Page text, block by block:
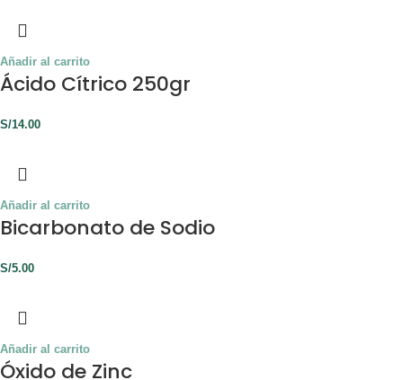
Añadir al carrito
Ácido Cítrico 250gr
S/14.00
Añadir al carrito
Bicarbonato de Sodio
S/5.00
Añadir al carrito
Óxido de Zinc